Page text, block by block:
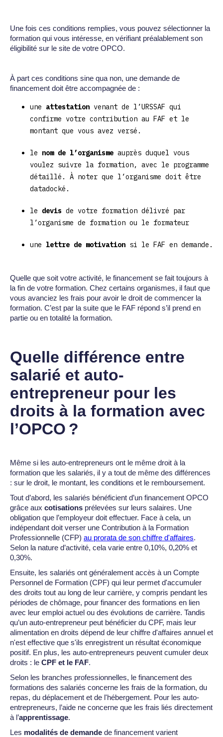
Une fois ces conditions remplies, vous pouvez sélectionner la
formation qui vous intéresse, en vérifiant préalablement son
éligibilité sur le site de votre OPCO.
À part ces conditions sine qua non, une demande de
financement doit être accompagnée de :
une attestation venant de l’URSSAF qui
confirme votre contribution au FAF et le
montant que vous avez versé.
le nom de l’organisme auprès duquel vous
voulez suivre la formation, avec le programme
détaillé. À noter que l’organisme doit être
datadocké.
le devis de votre formation délivré par
l’organisme de formation ou le formateur
une lettre de motivation si le FAF en demande.
Quelle que soit votre activité, le financement se fait toujours à
la fin de votre formation. Chez certains organismes, il faut que
vous avanciez les frais pour avoir le droit de commencer la
formation. C’est par la suite que le FAF répond s’il prend en
partie ou en totalité la formation.
Quelle différence entre
salarié et auto-
entrepreneur pour les
droits à la formation avec
l’OPCO ?
Même si les auto-entrepreneurs ont le même droit à la
formation que les salariés, il y a tout de même des différences
: sur le droit, le montant, les conditions et le remboursement.
Tout d’abord, les salariés bénéficient d’un financement OPCO
grâce aux cotisations prélevées sur leurs salaires. Une
obligation que l’employeur doit effectuer. Face à cela, un
indépendant doit verser une Contribution à la Formation
Professionnelle (CFP) au prorata de son chiffre d'affaires.
Selon la nature d’activité, cela varie entre 0,10%, 0,20% et
0,30%.
Ensuite, les salariés ont généralement accès à un Compte
Personnel de Formation (CPF) qui leur permet d'accumuler
des droits tout au long de leur carrière, y compris pendant les
périodes de chômage, pour financer des formations en lien
avec leur emploi actuel ou des évolutions de carrière. Tandis
qu’un auto-entrepreneur peut bénéficier du CPF, mais leur
alimentation en droits dépend de leur chiffre d'affaires annuel et
n'est effective que s'ils enregistrent un résultat économique
positif. En plus, les auto-entrepreneurs peuvent cumuler deux
droits : le CPF et le FAF.
Selon les branches professionnelles, le financement des
formations des salariés concerne les frais de la formation, du
repas, du déplacement et de l'hébergement. Pour les auto-
entrepreneurs, l’aide ne concerne que les frais liés directement
à l’apprentissage.
Les modalités de demande de financement varient